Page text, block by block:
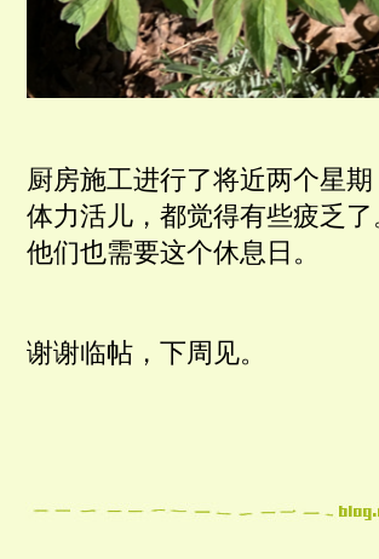
厨房施工进行了将近两个星
体力活儿，都觉得有些疲乏
他们也需要这个休息日。
谢谢临帖，下周见。